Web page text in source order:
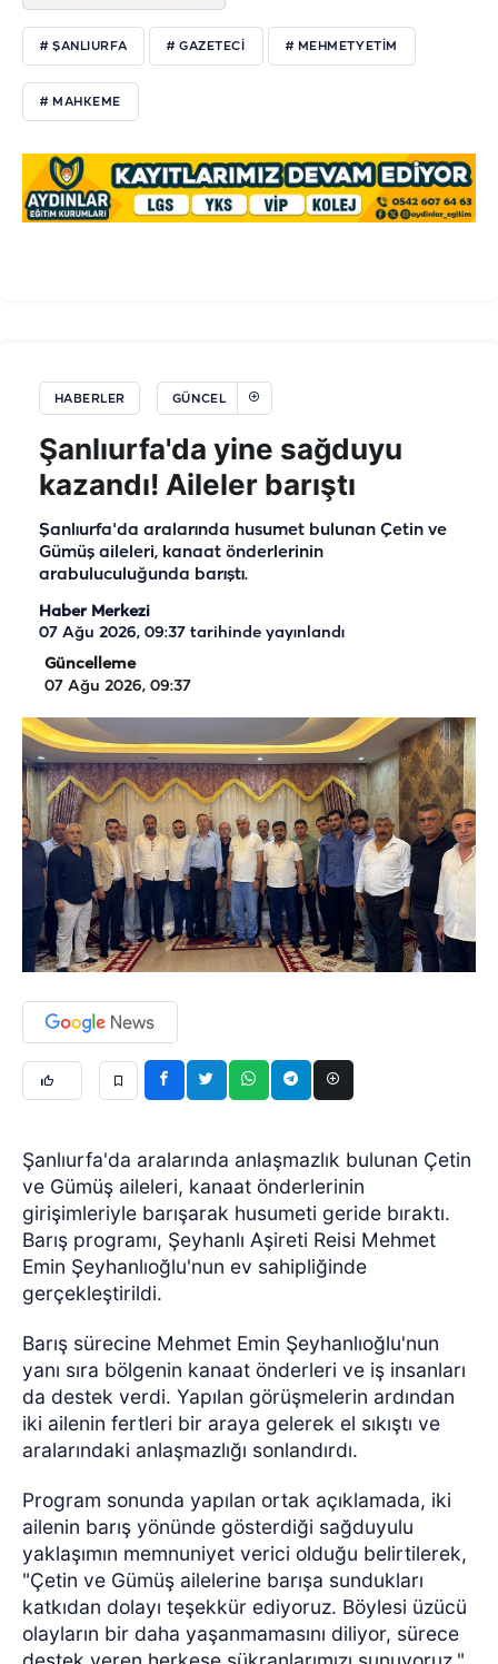
# ŞANLIURFA # GAZETECI # MEHMETYETIM
# MAHKEME
HABERLER GÜNCEL
Şanlıurfa'da yine sağduyu
kazandı! Aileler barıştı
Şanlıurfa'da aralarında husumet bulunan Çetin ve
Gümüş aileleri, kanaat önderlerinin
arabuluculuğunda barıştı.
Haber Merkezi
07 Ağu 2026, 09:37 tarihinde yayınlandı
Güncelleme
07 Ağu 2026, 09:37
Şanlıurfa'da aralarında anlaşmazlık bulunan Çetin
ve Gümüş aileleri, kanaat önderlerinin
girişimleriyle barışarak husumeti geride bıraktı.
Barış programı, Şeyhanlı Aşireti Reisi Mehmet
Emin Şeyhanlıoğlu'nun ev sahipliğinde
gerçekleştirildi.
Barış sürecine Mehmet Emin Şeyhanlıoğlu'nun
yanı sıra bölgenin kanaat önderleri ve iş insanları
da destek verdi. Yapılan görüşmelerin ardından
iki ailenin fertleri bir araya gelerek el sıkıştı ve
aralarındaki anlaşmazlığı sonlandırdı.
Program sonunda yapılan ortak açıklamada, iki
ailenin barış yönünde gösterdiği sağduyulu
yaklaşımın memnuniyet verici olduğu belirtilerek,
"Çetin ve Gümüş ailelerine barışa sundukları
katkıdan dolayı teşekkür ediyoruz. Böylesi üzücü
olayların bir daha yaşanmamasını diliyor, sürece